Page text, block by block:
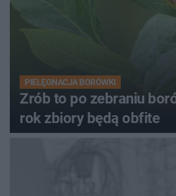
PIELĘGNACJA BORÓWKI
Zrób to po zebraniu
rok zbiory będą obfite